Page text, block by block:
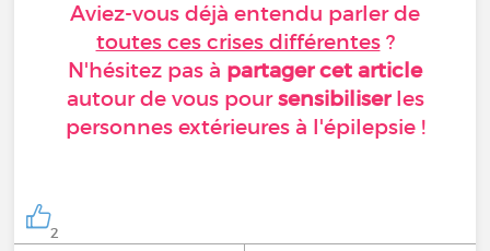
Aviez-vous déjà entendu parler de
toutes ces crises différentes?
N'hésitez pas à partager cet article
autour de vous poursensibiliserles
personnes extérieures à l'épilepsie !
2